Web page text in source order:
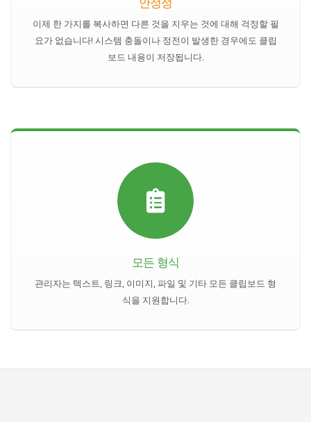
이제 한 가지를 복사하면 다른 것을 지우는 것에 대해 걱정할 필
요가 없습니다! 시스템 충돌이나 정전이 발생한 경우에도 클립
보드 내용이 저장됩니다.
모든 형식
관리자는 텍스트, 링크, 이미지, 파일 및 기타 모든 클립보드 형
식을 지원합니다.